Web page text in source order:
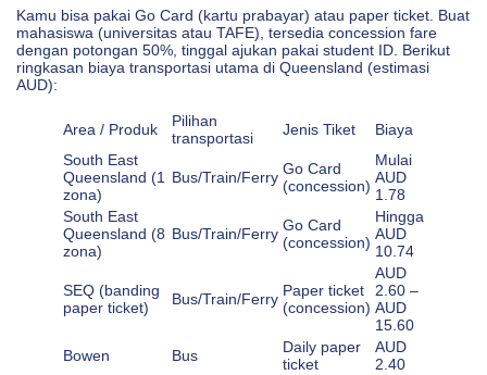
Kamu bisa pakai Go Card (kartu prabayar) atau paper ticket. Buat
mahasiswa (universitas atau TAFE), tersedia concession fare
dengan potongan 50%, tinggal ajukan pakai student ID. Berikut
ringkasan biaya transportasi utama di Queensland (estimasi
AUD):
Area / Produk
Pilihan
transportasi
Jenis Tiket
Biaya
South East
Queensland (1
zona)
Bus/Train/Ferry Go Card
(concession)
Mulai
AUD
1.78
South East
Queensland (8
zona)
Bus/Train/Ferry Go Card
(concession)
Hingga
AUD
10.74
SEQ (banding
paper ticket)
Bus/Train/Ferry Paper ticket
(concession)
AUD
2.60 –
AUD
15.60
Bowen
Bus
Daily paper
ticket
AUD
2.40